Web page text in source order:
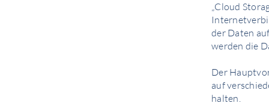
„Cloud
der Daten
werden die
Der
auf
halten.